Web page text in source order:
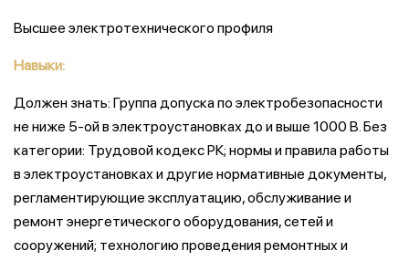
Высшее электротехнического профиля
Навыки:
Должен знать: Группа допуска по электробезопасности
не ниже 5-ой в электроустановках до и выше 1000 В. Без
категории: Трудовой кодекс РК; нормы и правила работы
в электроустановках и другие нормативные документы,
регламентирующие эксплуатацию, обслуживание и
ремонт энергетического оборудования, сетей и
сооружений; технологию проведения ремонтных и